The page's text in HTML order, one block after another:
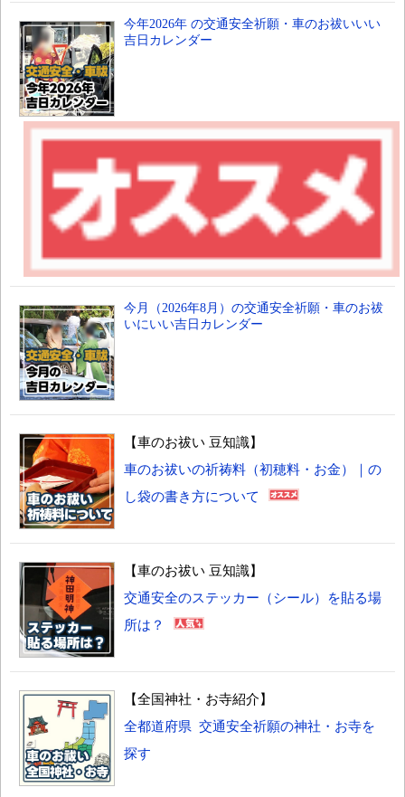
今年2026年 の交通安全祈願・車のお祓いいい
吉日カレンダー
今月（2026年8月）の交通安全祈願・車のお祓
いにいい吉日カレンダー
【車のお祓い 豆知識】
車のお祓いの祈祷料（初穂料・お金）｜の
し袋の書き方について
【車のお祓い 豆知識】
交通安全のステッカー（シール）を貼る場
所は？
【全国神社・お寺紹介】
全都道府県 交通安全祈願の神社・お寺を
探す